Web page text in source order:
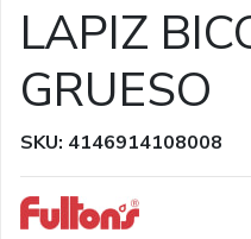
LAPIZ
GRUESO
SKU: 4146914108008